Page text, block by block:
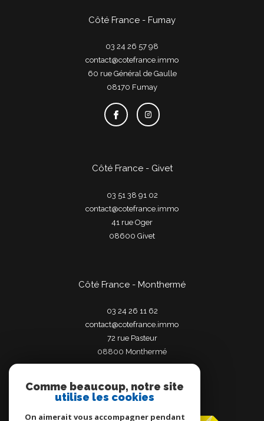
Côté France - Fumay
03 24 26 57 98
contact@cotefrance.immo
60 rue Général de Gaulle
08170
fumay
Côté France - Givet
03 51 38 91 02
contact@cotefrance.immo
41 rue Oger
08600
givet
Côté France - Monthermé
03 24 26 11 62
contact@cotefrance.immo
72 rue Pasteur
08800
monthermé
Adhérents
Comme beaucoup, notre site
utilise les cookies
On aimerait vous accompagner pendant